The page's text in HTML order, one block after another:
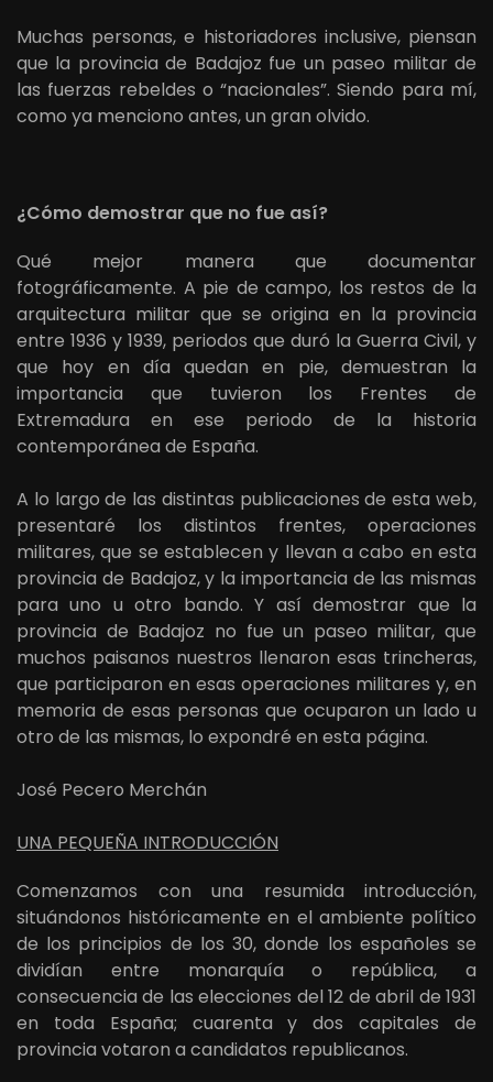
Muchas personas, e historiadores inclusive, piensan
que la provincia de Badajoz fue un paseo militar de
las fuerzas rebeldes o “nacionales”. Siendo para mí,
como ya menciono antes, un gran olvido.
¿Cómo demostrar que no fue así?
Qué mejor manera que documentar
fotográficamente. A pie de campo, los restos de la
arquitectura militar que se origina en la provincia
entre 1936 y 1939, periodos que duró la Guerra Civil, y
que hoy en día quedan en pie, demuestran la
importancia que tuvieron los Frentes de
Extremadura en ese periodo de la historia
contemporánea de España.
A lo largo de las distintas publicaciones de esta web,
presentaré los distintos frentes, operaciones
militares, que se establecen y llevan a cabo en esta
provincia de Badajoz, y la importancia de las mismas
para uno u otro bando. Y así demostrar que la
provincia de Badajoz no fue un paseo militar, que
muchos paisanos nuestros llenaron esas trincheras,
que participaron en esas operaciones militares y, en
memoria de esas personas que ocuparon un lado u
otro de las mismas, lo expondré en esta página.
José Pecero Merchán
UNA PEQUEÑA INTRODUCCIÓN
Comenzamos con una resumida introducción,
situándonos históricamente en el ambiente político
de los principios de los 30, donde los españoles se
dividían entre monarquía o república, a
consecuencia de las elecciones del 12 de abril de 1931
en toda España; cuarenta y dos capitales de
provincia votaron a candidatos republicanos.